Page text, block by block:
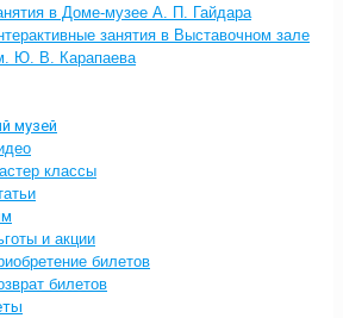
в Доме-музее А. П. Гайдара
занятия в Выставочном зале
Ю. В. Карапаева
музей
классы
и акции
билетов
билетов